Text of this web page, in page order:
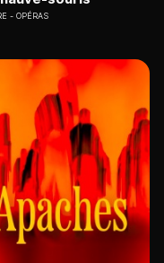
OPÉRAS